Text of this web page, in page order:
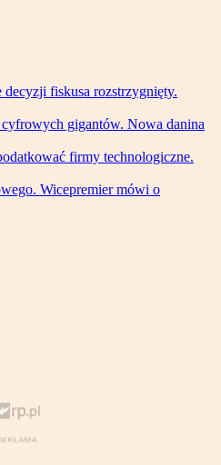
decyzji fiskusa rozstrzygnięty.
gigantów. Nowa danina
firmy technologiczne.
Wicepremier mówi o